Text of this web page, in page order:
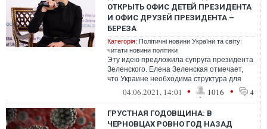
ОТКРЫТЬ ОФИС ДЕТЕЙ ПРЕЗИДЕНТА
И ОФИС ДРУЗЕЙ ПРЕЗИДЕНТА –
БЕРЕЗА
Категорія: Політичні новини України та світу:
читати новини політики
Эту идею предложила супруга президента
Зеленского. Елена Зеленская отмечает,
что Украине необходима структура для
жён президентов, откуда они смогут в...
04.06.2021, 14:01 • 1016 • 4
ГРУСТНАЯ ГОДОВЩИНА: В
ЧЕРНОВЦАХ РОВНО ГОД НАЗАД